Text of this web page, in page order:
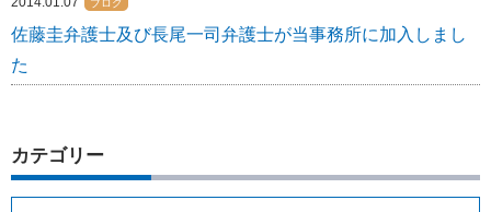
ブログ
佐藤圭弁護士及び長尾一司弁護士が当事務所に加入しまし
た
カテゴリー